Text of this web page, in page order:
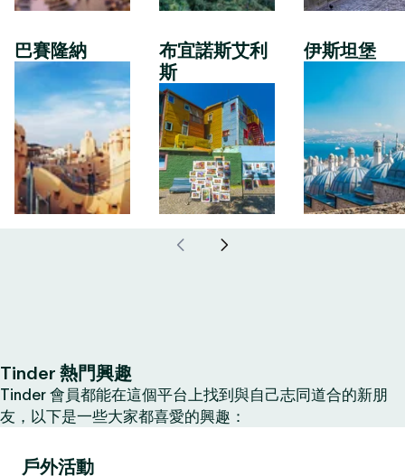
巴賽隆納
布宜諾斯艾利
斯
伊斯坦堡
Tinder 熱門興趣
Tinder 會員都能在這個平台上找到與自己志同道合的新朋
友，以下是一些大家都喜愛的興趣：
戶外活動